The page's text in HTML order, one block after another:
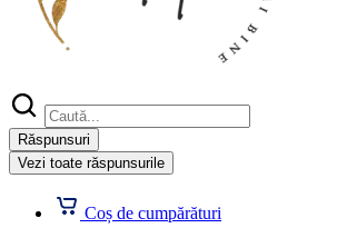
Search
...
Răspunsuri
Vezi toate răspunsurile
Coș de cumpărături